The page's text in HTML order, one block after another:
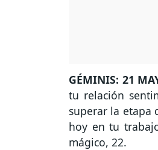
GÉMINIS: 21
tu relación
superar la etapa
hoy en tu
mágico, 22.